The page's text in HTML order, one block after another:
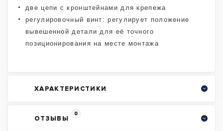
две цепи с кронштейнами для крепежа
регулировочный винт: регулирует положение
вывешенной детали для её точного
позиционирования на месте монтажа
ХАРАКТЕРИСТИКИ
ОТЗЫВЫ
0